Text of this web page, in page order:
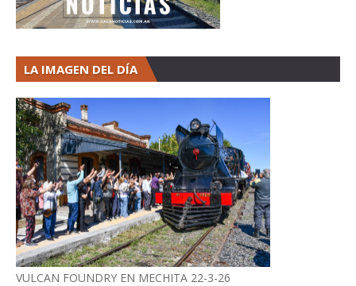
LA IMAGEN DEL DÍA
VULCAN FOUNDRY EN MECHITA 22-3-26